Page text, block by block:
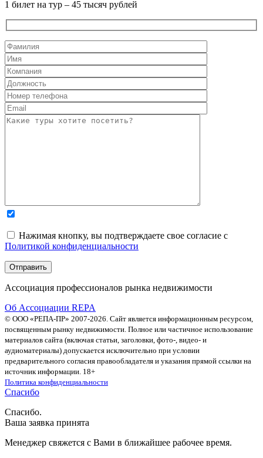
1 билет на тур – 45 тысяч рублей
Нажимая кнопку, вы подтверждаете свое согласие с
Политикой конфиденциальности
Ассоциация профессионалов рынка недвижимости
Об Ассоциации REPA
© ООО «РЕПА-ПР» 2007-2026. Сайт является информационным ресурсом,
посвященным рынку недвижимости. Полное или частичное использование
материалов сайта (включая статьи, заголовки, фото-, видео- и
аудиоматериалы) допускается исключительно при условии
предварительного согласия правообладателя и указания прямой ссылки на
источник информации. 18+
Политика конфиденциальности
Спасибо
Спасибо.
Ваша заявка принята
Менеджер свяжется с Вами в ближайшее рабочее время.